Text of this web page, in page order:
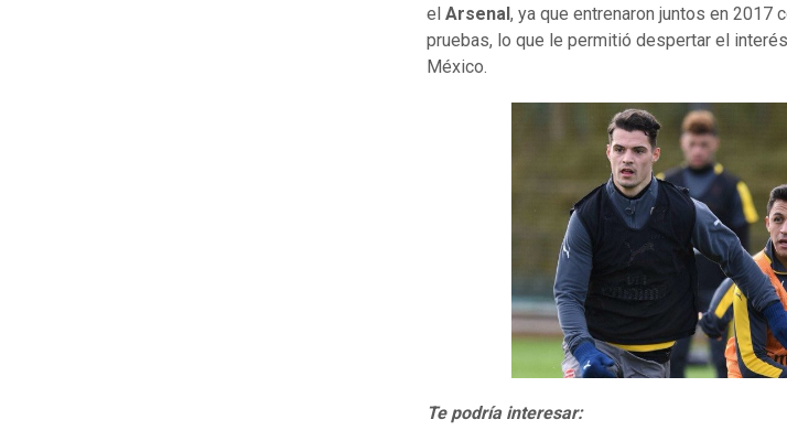
el Arsenal, ya que entrenaron juntos en 2017
pruebas, lo que le permitió despertar el
México.
Te podría interesar: